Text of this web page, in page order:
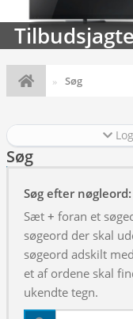
Søg
Søg
Søg efter nøgleord:
Sæt + foran et
søgeord der skal
søgeord adskilt med
et af ordene skal
ukendte tegn.